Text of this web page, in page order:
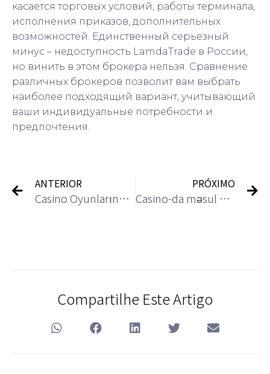
касается торговых условий, работы терминала,
исполнения приказов, дополнительных
возможностей. Единственный серьезный
минус – недоступность LamdaTrade в России,
но винить в этом брокера нельзя. Сравнение
различных брокеров позволит вам выбрать
наиболее подходящий вариант, учитывающий
ваши индивидуальные потребности и
предпочтения.
ANTERIOR
Casino Oyunlarında Strateji ve Şansın Dengesi
PRÓXIMO
Casino-da məsul qazanc təşəbbüslərinin təsiri
Compartilhe Este Artigo